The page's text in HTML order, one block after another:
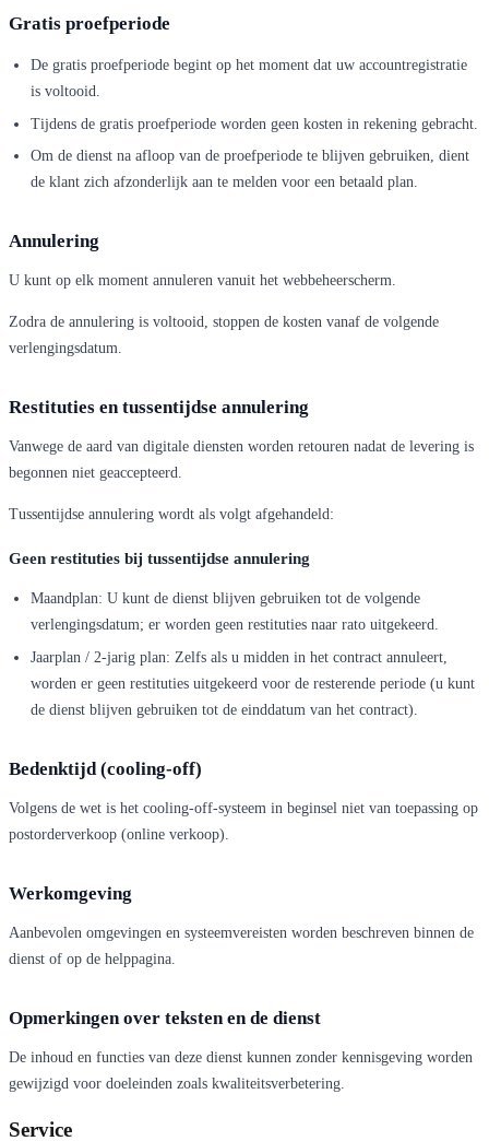
Gratis proefperiode
De gratis proefperiode begint op het moment dat uw accountregistratie
is voltooid.
Tijdens de gratis proefperiode worden geen kosten in rekening gebracht.
Om de dienst na afloop van de proefperiode te blijven gebruiken, dient
de klant zich afzonderlijk aan te melden voor een betaald plan.
Annulering
U kunt op elk moment annuleren vanuit het webbeheerscherm.
Zodra de annulering is voltooid, stoppen de kosten vanaf de volgende
verlengingsdatum.
Restituties en tussentijdse annulering
Vanwege de aard van digitale diensten worden retouren nadat de levering is
begonnen niet geaccepteerd.
Tussentijdse annulering wordt als volgt afgehandeld:
Geen restituties bij tussentijdse annulering
Maandplan: U kunt de dienst blijven gebruiken tot de volgende
verlengingsdatum; er worden geen restituties naar rato uitgekeerd.
Jaarplan / 2-jarig plan: Zelfs als u midden in het contract annuleert,
worden er geen restituties uitgekeerd voor de resterende periode (u kunt
de dienst blijven gebruiken tot de einddatum van het contract).
Bedenktijd (cooling-off)
Volgens de wet is het cooling-off-systeem in beginsel niet van toepassing op
postorderverkoop (online verkoop).
Werkomgeving
Aanbevolen omgevingen en systeemvereisten worden beschreven binnen de
dienst of op de helppagina.
Opmerkingen over teksten en de dienst
De inhoud en functies van deze dienst kunnen zonder kennisgeving worden
gewijzigd voor doeleinden zoals kwaliteitsverbetering.
Service